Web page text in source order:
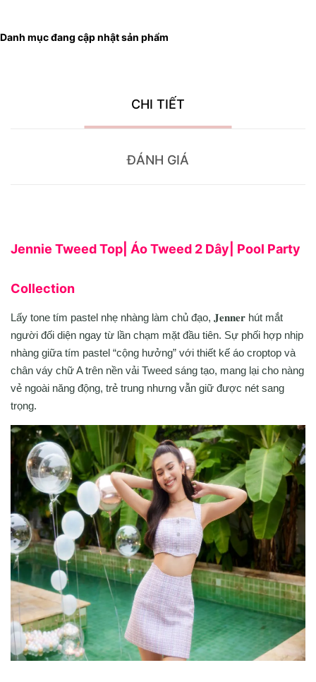
Danh mục đang cập nhật sản phẩm
CHI TIẾT
ĐÁNH GIÁ
Jennie Tweed Top| Áo Tweed 2 Dây| Pool Party
Collection
Lấy tone tím pastel nhẹ nhàng làm chủ đạo, 𝐉𝐞𝐧𝐧𝐞𝐫 hút mắt
người đối diện ngay từ lần chạm mặt đầu tiên. Sự phối hợp nhịp
nhàng giữa tím pastel “cộng hưởng” với thiết kế áo croptop và
chân váy chữ A trên nền vải Tweed sáng tạo, mang lại cho nàng
vẻ ngoài năng động, trẻ trung nhưng vẫn giữ được nét sang
trọng.